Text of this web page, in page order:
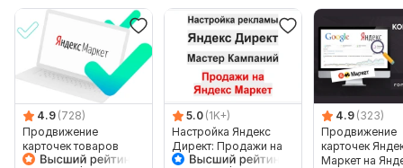
4.9 (728)
Продвижение
карточек товаров
Яндекс Маркет в
5.0 (1K+)
Настройка Яндекс
Директ: Продажи на
Яндекс Маркет
4.9 (323)
Продвижение
карточек
Маркет на